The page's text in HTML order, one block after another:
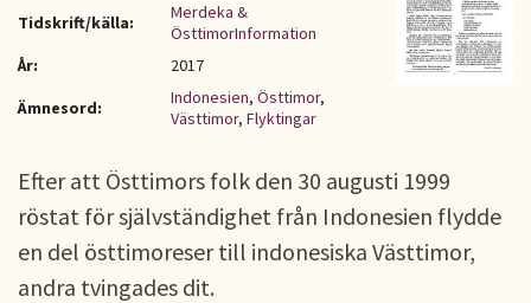
Tidskrift/källa:
Merdeka &
ÖsttimorInformation
År:
2017
Ämnesord:
Indonesien, Östtimor,
Västtimor, Flyktingar
Efter att Östtimors folk den 30 augusti 1999
röstat för självständighet från Indonesien flydde
en del östtimoreser till indonesiska Västtimor,
andra tvingades dit.